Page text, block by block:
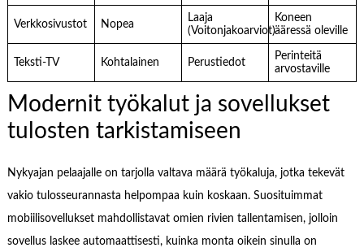
Verkkosivustot Nopea
Laaja
(Voitonjakoarviot)
Koneen
ääressä oleville
Teksti-TV Kohtalainen Perustiedot
Perinteitä
arvostaville
Modernit työkalut ja sovellukset
tulosten tarkistamiseen
Nykyajan pelaajalle on tarjolla valtava määrä työkaluja, jotka tekevät
vakio tulosseurannasta helpompaa kuin koskaan. Suosituimmat
mobiilisovellukset mahdollistavat omien rivien tallentamisen, jolloin
sovellus laskee automaattisesti, kuinka monta oikein sinulla on